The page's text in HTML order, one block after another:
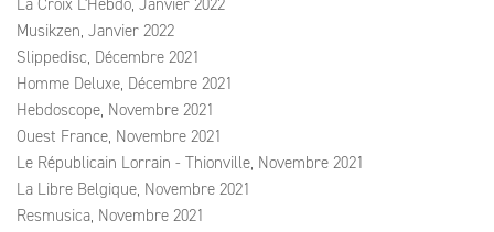
La Croix L'Hebdo, Janvier 2022
Musikzen, Janvier 2022
Slippedisc, Décembre 2021
Homme Deluxe, Décembre 2021
Hebdoscope, Novembre 2021
Ouest France, Novembre 2021
Le Républicain Lorrain - Thionville, Novembre 2021
La Libre Belgique, Novembre 2021
Resmusica, Novembre 2021